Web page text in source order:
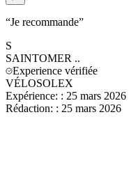
“Je recommande”
S
SAINTOMER ..
Experience vérifiée
VÉLOSOLEX
Expérience: : 25 mars 2026
Rédaction: : 25 mars 2026